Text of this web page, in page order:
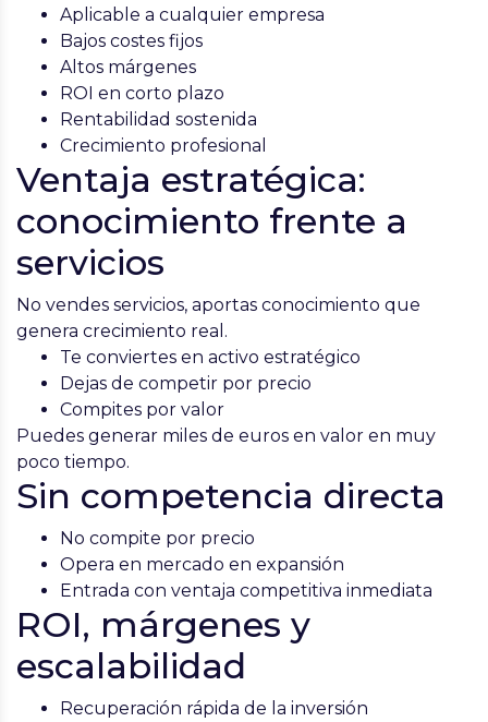
Aplicable a cualquier empresa
Bajos costes fijos
Altos márgenes
ROI en corto plazo
Rentabilidad sostenida
Crecimiento profesional
Ventaja estratégica:
conocimiento frente a
servicios
No vendes servicios, aportas conocimiento que
genera crecimiento real.
Te conviertes en activo estratégico
Dejas de competir por precio
Compites por valor
Puedes generar miles de euros en valor en muy
poco tiempo.
Sin competencia directa
No compite por precio
Opera en mercado en expansión
Entrada con ventaja competitiva inmediata
ROI, márgenes y
escalabilidad
Recuperación rápida de la inversión